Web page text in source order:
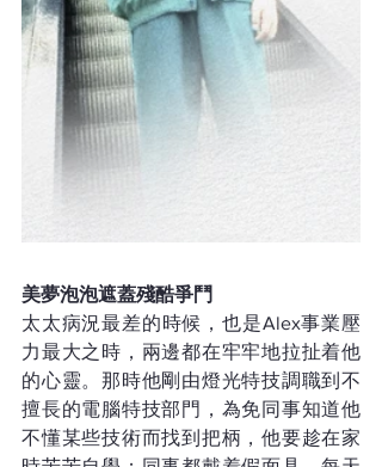
美夢泡泡遮蓋殘酷爭鬥
太太病況最差的時候，也是Alex事業壓
力最大之時，兩邊都在牢牢地拉扯着他
的心靈。那時他剛由燈光特技調職到不
擅長的電腦特技部門，為免同事知道他
不懂某些技術而找到把柄，他要趁在家